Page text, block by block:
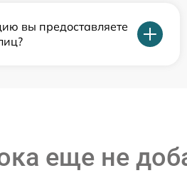
вы предоставляете
еще не